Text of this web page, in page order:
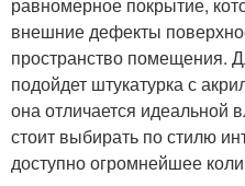
внешние дефекты
пространство помещения.
подойдет штукатурка с
она отличается идеальной
стоит выбирать по стилю
доступно огромнейшее